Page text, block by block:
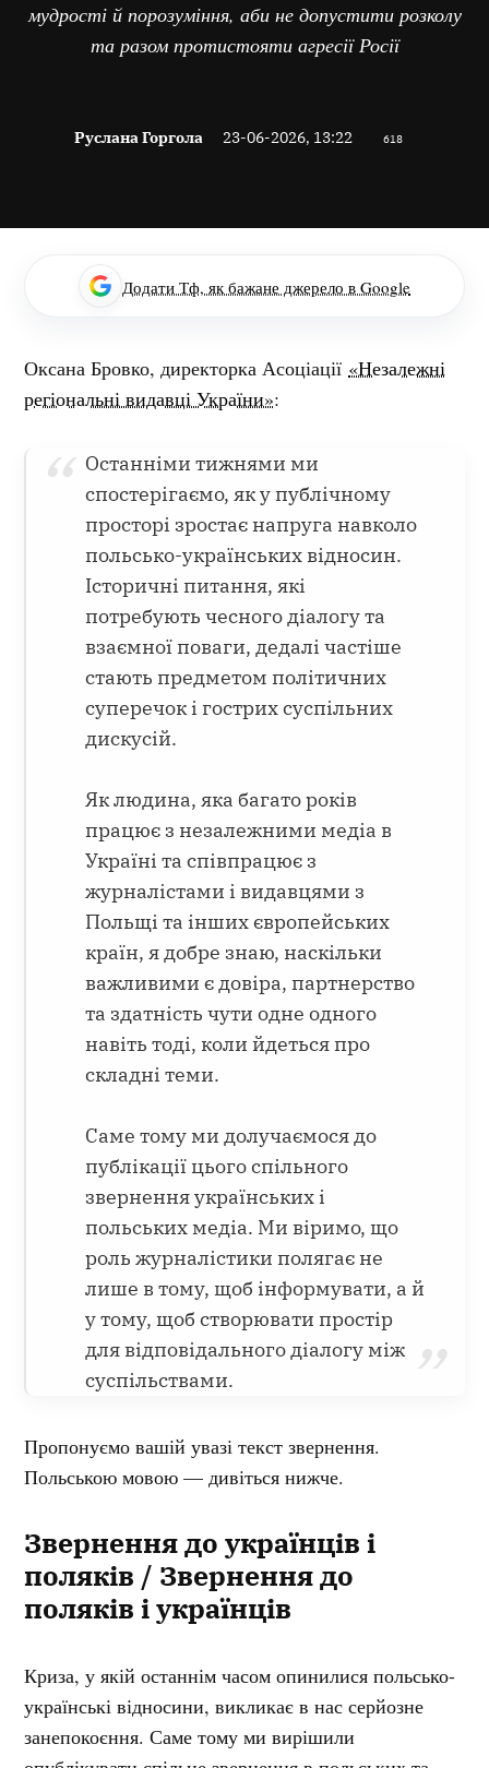
мудрості й порозуміння, аби не допустити розколу
та разом протистояти агресії Росії
Руслана Горгола 23-06-2026, 13:22 618
Додати Тф, як бажане джерело в Google
Оксана Бровко, директорка Асоціації «Незалежні
регіональні видавці України»:
Останніми тижнями ми
спостерігаємо, як у публічному
просторі зростає напруга навколо
польсько-українських відносин.
Історичні питання, які
потребують чесного діалогу та
взаємної поваги, дедалі частіше
стають предметом політичних
суперечок і гострих суспільних
дискусій.
Як людина, яка багато років
працює з незалежними медіа в
Україні та співпрацює з
журналістами і видавцями з
Польщі та інших європейських
країн, я добре знаю, наскільки
важливими є довіра, партнерство
та здатність чути одне одного
навіть тоді, коли йдеться про
складні теми.
Саме тому ми долучаємося до
публікації цього спільного
звернення українських і
польських медіа. Ми віримо, що
роль журналістики полягає не
лише в тому, щоб інформувати, а й
у тому, щоб створювати простір
для відповідального діалогу між
суспільствами.
Пропонуємо вашій увазі текст звернення.
Польською мовою — дивіться нижче.
Звернення до українців і
поляків / Звернення до
поляків і українців
Криза, у якій останнім часом опинилися польсько-
українські відносини, викликає в нас серйозне
занепокоєння. Саме тому ми вирішили